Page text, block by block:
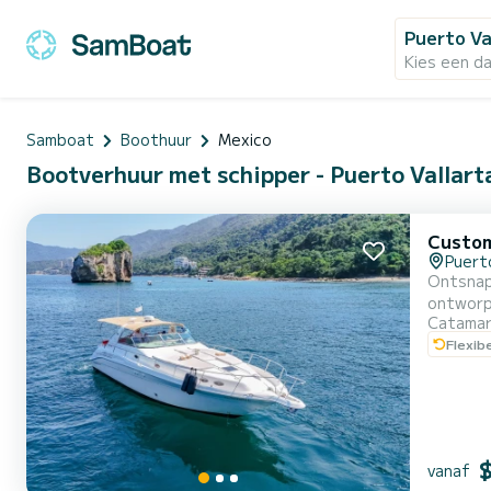
Puerto
Kies een
Samboat Boothuur Mexico
Bootverhuur met schipper - Puerto
ontworpen voor
overdekte
vanaf